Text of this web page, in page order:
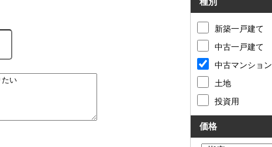
新築一戸建て
中古一戸建て
中古マンション
土地
投資用
価格